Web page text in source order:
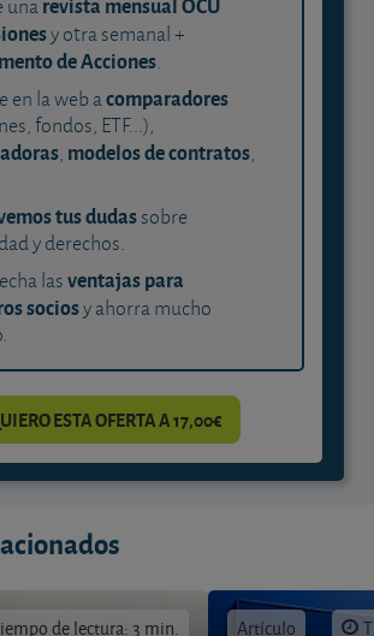
una
y otra semanal +
de Acciones.
en la web acomparadores
fondos, ETF...),
, modelos de contratos,
tus dudassobre
y derechos.
lasventajas para
sociosy ahorra mucho
ESTA OFERTA A 17,00€
de lectura: 3 min. Artículo